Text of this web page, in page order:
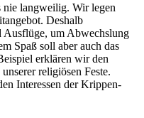
langweilig. Wir legen
Deshalb
Ausflüge, um Abwechslung
Spaß soll aber auch das
erklären wir den
religiösen Feste.
Interessen der Krippen-